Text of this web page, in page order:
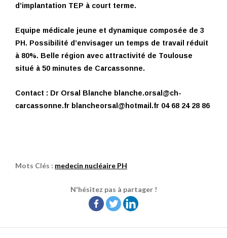
d’implantation TEP à court terme.
Equipe médicale jeune et dynamique composée de 3
PH. Possibilité d’envisager un temps de travail réduit
à 80%. Belle région avec attractivité de Toulouse
situé à 50 minutes de Carcassonne.
Contact : Dr Orsal Blanche blanche.orsal@ch-
carcassonne.fr blancheorsal@hotmail.fr 04 68 24 28 86
Mots Clés : medecin nucléaire PH
N'hésitez pas à partager !